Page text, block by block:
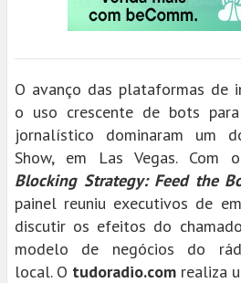
O avanço das plataformas de
o uso crescente de bots
jornalístico dominaram um
Show, em Las Vegas. Com
Blocking Strategy: Feed the
painel reuniu executivos de
discutir os efeitos do chamado
modelo de negócios do
local. O tudoradio.com realiza